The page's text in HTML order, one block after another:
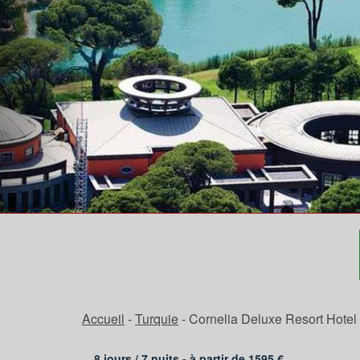
Accueil -Turquie-Cornelia Deluxe Resort Hotel